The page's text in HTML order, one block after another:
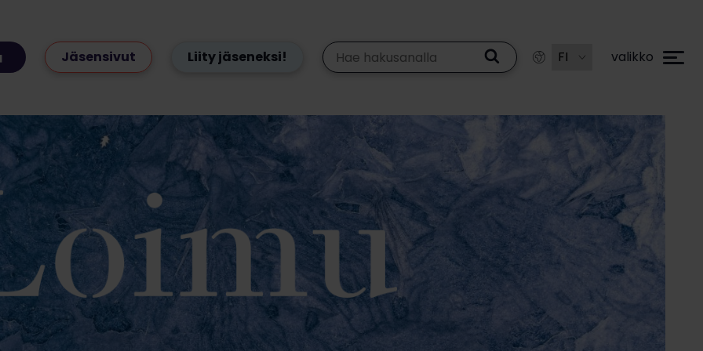
Jäsensivut Liity jäseneksi! valikko